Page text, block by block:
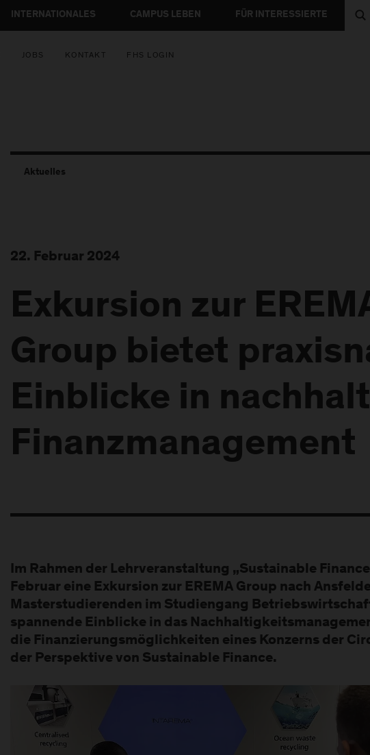
INTERNATIONALES CAMPUS LEBEN FÜR INTERESSIERTE
JOBS KONTAKT FHS LOGIN
Aktuelles
22. Februar 2024
Exkursion zur
Group bietet
Einblicke in
Finanzmanagement
Im Rahmen der Lehrveranstaltung „Sustainable
Februar eine Exkursion zur EREMA Group nach
Masterstudierenden im Studiengang
spannende Einblicke in das
die Finanzierungsmöglichkeiten eines Konzerns der
der Perspektive von Sustainable Finance.